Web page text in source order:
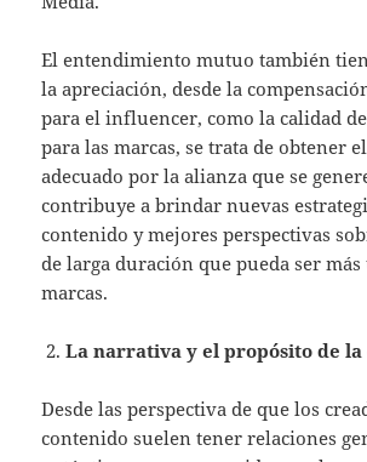
El entendimiento mutuo también
la apreciación, desde la
para el influencer, como la calidad
para las marcas, se trata de obtener
adecuado por la alianza que se
contribuye a brindar nuevas
contenido y mejores perspectivas
de larga duración que pueda ser
marcas.
La narrativa y el propósito de la
Desde las perspectiva de que los
contenido suelen tener relaciones